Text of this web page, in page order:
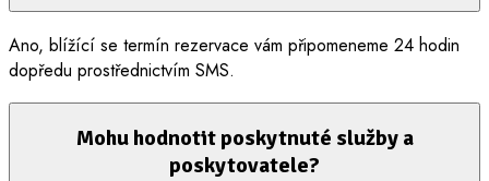
Ano, blížící se termín rezervace vám připomeneme 24 hodin
dopředu prostřednictvím SMS.
Mohu hodnotit poskytnuté služby a
poskytovatele?